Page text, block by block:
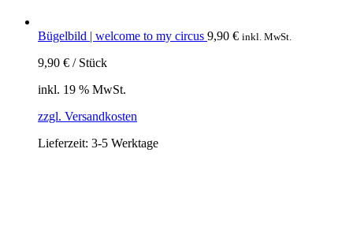
Bügelbild | welcome to my circus 9,90 € inkl. MwSt.
9,90 € / Stück
inkl. 19 % MwSt.
zzgl. Versandkosten
Lieferzeit: 3-5 Werktage